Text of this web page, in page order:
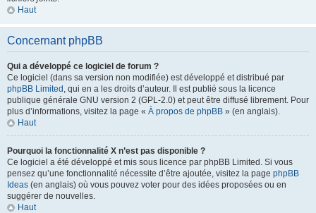
Haut
Concernant phpBB
Qui a développé ce logiciel de forum ?
Ce logiciel (dans sa version non modifiée) est développé et distribué par
phpBB Limited , qui en a les droits d’auteur. Il est publié sous la licence
publique générale GNU version 2 (GPL-2.0) et peut être diffusé librement. Pour
plus d’informations, visitez la page « À propos de phpBB » (en anglais).
Haut
Pourquoi la fonctionnalité X n’est pas disponible ?
Ce logiciel a été développé et mis sous licence par phpBB Limited. Si vous
pensez qu’une fonctionnalité nécessite d’être ajoutée, visitez la page phpBB
Ideas (en anglais) où vous pouvez voter pour des idées proposées ou en
suggérer de nouvelles.
Haut